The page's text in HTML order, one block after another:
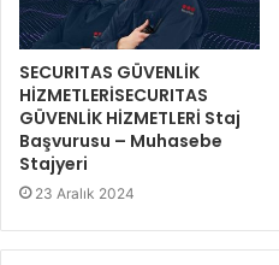
SECURITAS GÜVENLİK
HİZMETLERİSECURITAS
GÜVENLİK HİZMETLERİ Staj
Başvurusu – Muhasebe
Stajyeri
23 Aralık 2024